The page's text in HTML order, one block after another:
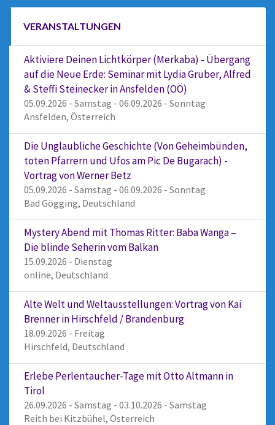
VERANSTALTUNGEN
Aktiviere Deinen Lichtkörper (Merkaba) - Übergang
auf die Neue Erde: Seminar mit Lydia Gruber, Alfred
& Steffi Steinecker in Ansfelden (OÖ)
05.09.2026 - Samstag - 06.09.2026 - Sonntag
Ansfelden, Österreich
Die Unglaubliche Geschichte (Von Geheimbünden,
toten Pfarrern und Ufos am Pic De Bugarach) -
Vortrag von Werner Betz
05.09.2026 - Samstag - 06.09.2026 - Sonntag
Bad Gögging, Deutschland
Mystery Abend mit Thomas Ritter: Baba Wanga –
Die blinde Seherin vom Balkan
15.09.2026 - Dienstag
online, Deutschland
Alte Welt und Weltausstellungen: Vortrag von Kai
Brenner in Hirschfeld / Brandenburg
18.09.2026 - Freitag
Hirschfeld, Deutschland
Erlebe Perlentaucher-Tage mit Otto Altmann in
Tirol
26.09.2026 - Samstag - 03.10.2026 - Samstag
Reith bei Kitzbühel, Österreich